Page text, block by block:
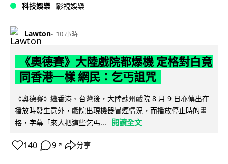
科技娛樂 影視娛樂
Lawton 10 小時
《奧德賽》大陸戲院都爆機 定格對白竟
同香港一樣 網民：乞丐詛咒
《奧德賽》繼香港、台灣後，大陸蘇州戲院 8 月 9 日亦傳出在
播放時發生意外，戲院出現機器冒煙情況，而播放停止時的畫
格，字幕「來人把這些乞丐...
閱讀全文
140 9 ↗ 分享